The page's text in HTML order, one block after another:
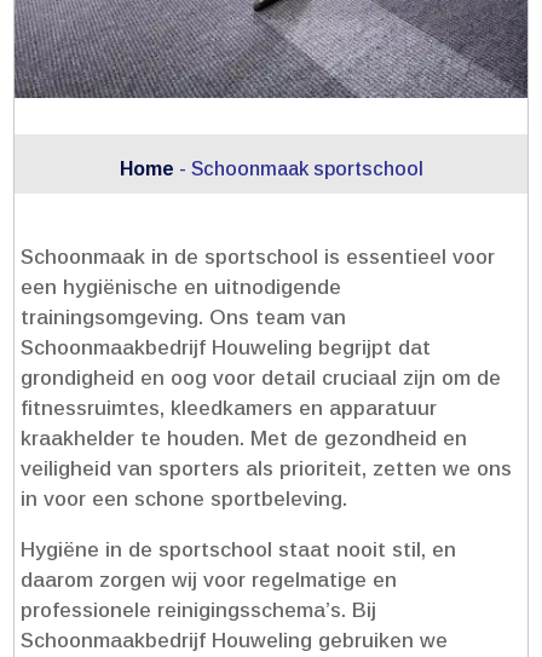
Home - Schoonmaak sportschool
Schoonmaak in de sportschool is essentieel voor
een hygiënische en uitnodigende
trainingsomgeving.​ Ons team van
Schoonmaakbedrijf Houweling begrijpt dat
grondigheid en oog voor detail cruciaal zijn om de
fitnessruimtes, kleedkamers en apparatuur
kraakhelder te houden.​ Met de gezondheid en
veiligheid van sporters als prioriteit, zetten we ons
in voor een schone sportbeleving.​
Hygiëne in de sportschool staat nooit stil, en
daarom zorgen wij voor regelmatige en
professionele reinigingsschema’s.​ Bij
Schoonmaakbedrijf Houweling gebruiken we